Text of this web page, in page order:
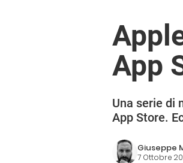
App
Una serie di
App Store.
Giuseppe
7 Ottobre